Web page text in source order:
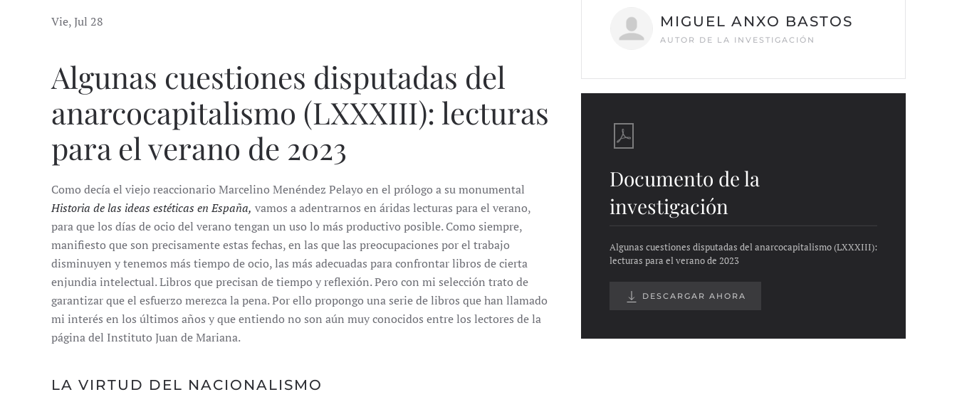
Vie, Jul 28
Algunas cuestiones disputadas del
anarcocapitalismo (LXXXIII): lecturas
para el verano de 2023
Como decía el viejo reaccionario Marcelino Menéndez Pelayo en el prólogo a su monumental
Historia de las ideas estéticas en España, vamos a adentrarnos en áridas lecturas para el verano,
para que los días de ocio del verano tengan un uso lo más productivo posible. Como siempre,
manifiesto que son precisamente estas fechas, en las que las preocupaciones por el trabajo
disminuyen y tenemos más tiempo de ocio, las más adecuadas para confrontar libros de cierta
enjundia intelectual. Libros que precisan de tiempo y reflexión. Pero con mi selección trato de
garantizar que el esfuerzo merezca la pena. Por ello propongo una serie de libros que han llamado
mi interés en los últimos años y que entiendo no son aún muy conocidos entre los lectores de la
página del Instituto Juan de Mariana.
LA VIRTUD DEL NACIONALISMO
MIGUEL ANXO BASTOS
AUTOR DE LA INVESTIGACIÓN
Documento de la
investigación
Algunas cuestiones disputadas del anarcocapitalismo (LXXXIII):
lecturas para el verano de 2023
DESCARGAR AHORA